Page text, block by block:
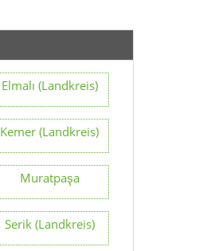
Elmalı (Landkreis)
Kemer (Landkreis)
Muratpaşa
Serik (Landkreis)